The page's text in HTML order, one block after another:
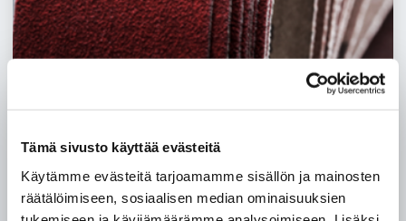
Tämä sivusto käyttää evästeitä
Käytämme evästeitä tarjoamamme sisällön ja mainosten
räätälöimiseen, sosiaalisen median ominaisuuksien
jointing
of
grinding